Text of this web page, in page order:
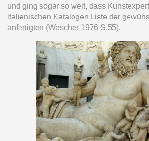
und ging sogar so weit, dass
italienischen Katalogen Liste der
anfertigten (Wescher 1976 S.55).